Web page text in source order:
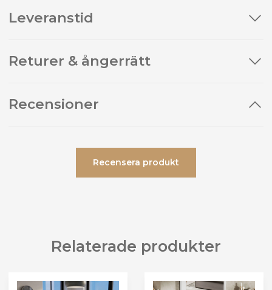
Leveranstid
Returer & ångerrätt
Recensioner
Recensera produkt
Relaterade produkter